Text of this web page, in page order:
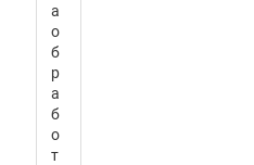
а
о
б
р
а
б
о
т